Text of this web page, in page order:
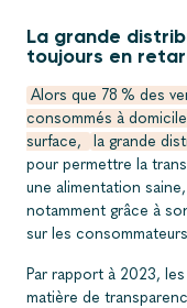
La grande
toujours en
Alors que 78 % des
consommés à
surface,
la grande
pour permettre la
une alimentation
notamment grâce à
sur les
Par rapport à 2023,
matière de